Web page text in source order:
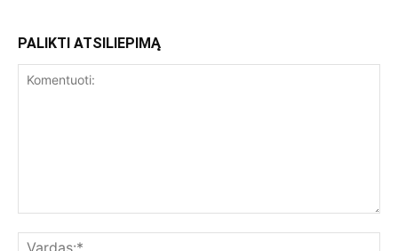
PALIKTI ATSILIEPIMĄ